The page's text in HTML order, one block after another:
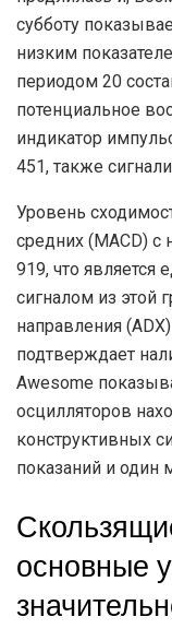
субботу
низким
периодом 20
потенциальное
индикатор
451, также
Уровень
средних (MACD) с
919, что
сигналом из этой
направления
подтверждает
Awesome
осцилляторов
конструктивных
показаний и один
основные